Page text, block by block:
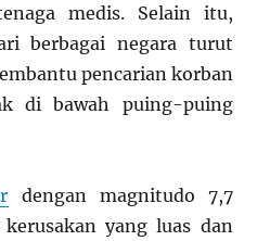
medis. Selain itu,
berbagai negara turut
pencarian korban
di bawah puing-puing
dengan magnitudo 7,7
yang luas dan